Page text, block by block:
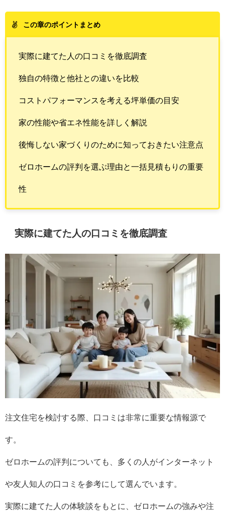
この章のポイントまとめ
実際に建てた人の口コミを徹底調査
独自の特徴と他社との違いを比較
コストパフォーマンスを考える坪単価の目安
家の性能や省エネ性能を詳しく解説
後悔しない家づくりのために知っておきたい注意点
ゼロホームの評判を選ぶ理由と一括見積もりの重要
性
実際に建てた人の口コミを徹底調査
注文住宅を検討する際、口コミは非常に重要な情報源で
す。
ゼロホームの評判についても、多くの人がインターネット
や友人知人の口コミを参考にして選んでいます。
実際に建てた人の体験談をもとに、ゼロホームの強みや注